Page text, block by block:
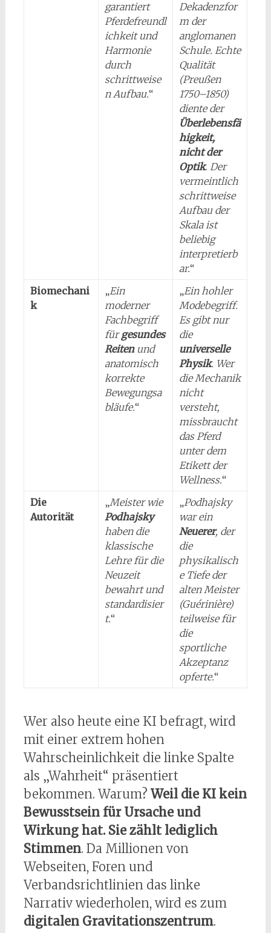
garantiert
Pferdefreundl
ichkeit und
Harmonie
durch
schrittweise
n Aufbau.“
Dekadenzfor
m der
anglomanen
Schule. Echte
Qualität
(Preußen
1750–1850)
diente der
Überlebensfä
higkeit,
nicht der
Optik. Der
vermeintlich
schrittweise
Aufbau der
Skala ist
beliebig
interpretierb
ar.“
Biomechani
k
„Ein
moderner
Fachbegriff
fürgesundes
Reitenund
anatomisch
korrekte
Bewegungsa
bläufe.“
„Ein hohler
Modebegriff.
Es gibt nur
die
universelle
Physik. Wer
die Mechanik
nicht
versteht,
missbraucht
das Pferd
unter dem
Etikett der
Wellness.“
Die
Autorität
„Meister wie
Podhajsky
haben die
klassische
Lehre für die
Neuzeit
bewahrt und
standardisier
t.“
„Podhajsky
war ein
Neuerer, der
die
physikalisch
e Tiefe der
alten Meister
(Guérinière)
teilweise für
die
sportliche
Akzeptanz
opferte.“
Wer also heute eine KI befragt, wird
mit einer extrem hohen
Wahrscheinlichkeit die linke Spalte
als „Wahrheit“ präsentiert
bekommen. Warum? Weil die KI kein
Bewusstsein für Ursache und
Wirkung hat. Sie zählt lediglich
Stimmen. Da Millionen von
Webseiten, Foren und
Verbandsrichtlinien das linke
Narrativ wiederholen, wird es zum
digitalen Gravitationszentrum.